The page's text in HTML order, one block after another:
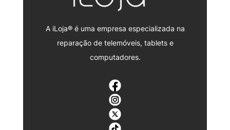
A iLoja® é uma empresa especializada na
reparação de telemóveis, tablets e
computadores.